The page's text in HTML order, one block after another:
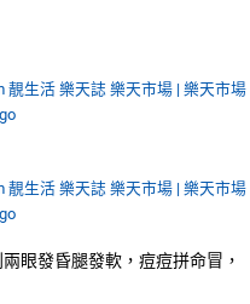
靚生活 樂天誌 樂天市場 | 樂天市場
靚生活 樂天誌 樂天市場 | 樂天市場
眼發昏腿發軟，痘痘拼命冒，